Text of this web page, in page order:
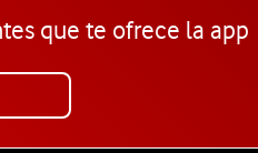
que te ofrece la app